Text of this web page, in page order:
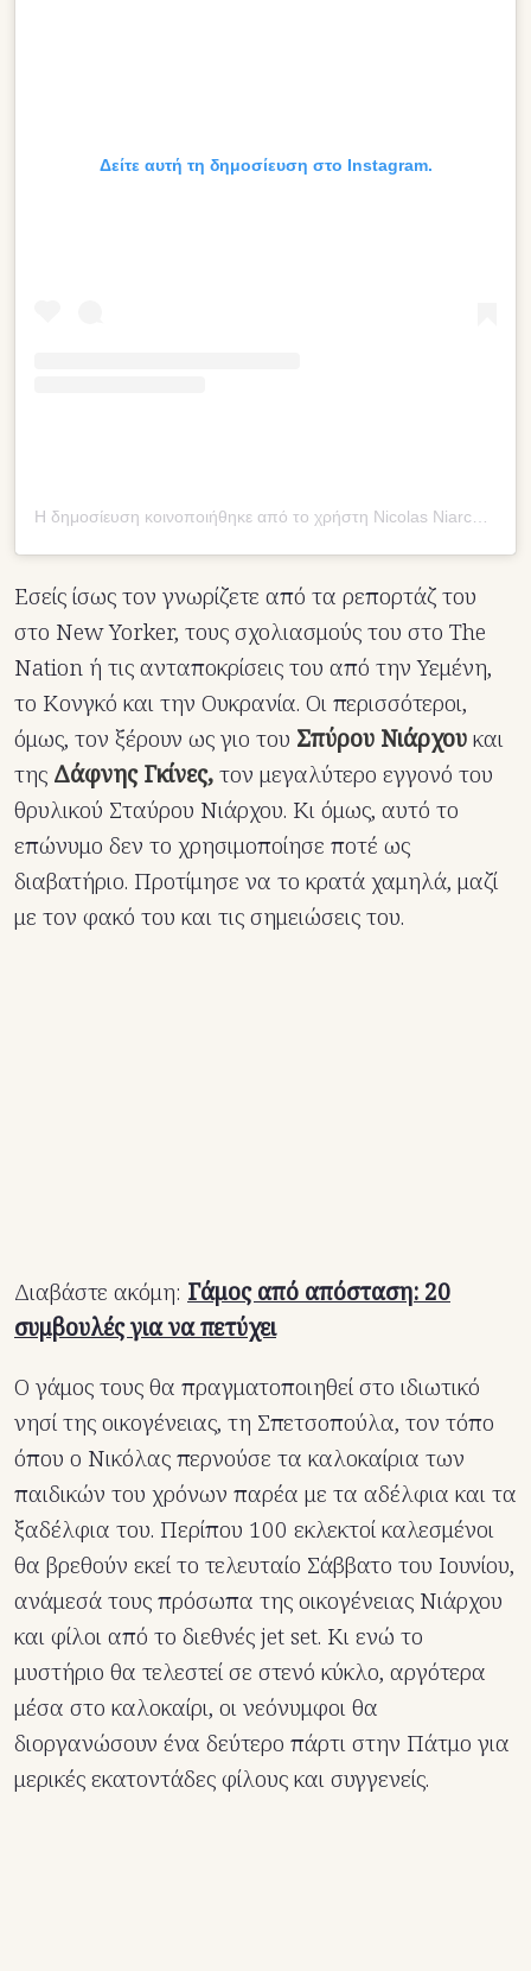
Δείτε αυτή τη δημοσίευση στο Instagram.
Η δημοσίευση κοινοποιήθηκε από το χρήστη Nicolas Niarchos (@apostcardfromthevolcano)
Εσείς ίσως τον γνωρίζετε από τα ρεπορτάζ του
στο New Yorker, τους σχολιασμούς του στο The
Nation ή τις ανταποκρίσεις του από την Υεμένη,
το Κονγκό και την Ουκρανία. Οι περισσότεροι,
όμως, τον ξέρουν ως γιο του Σπύρου Νιάρχουκαι
της Δάφνης Γκίνες,τον μεγαλύτερο εγγονό του
θρυλικού Σταύρου Νιάρχου. Κι όμως, αυτό το
επώνυμο δεν το χρησιμοποίησε ποτέ ως
διαβατήριο. Προτίμησε να το κρατά χαμηλά, μαζί
με τον φακό του και τις σημειώσεις του.
Διαβάστε ακόμη: Γάμος από απόσταση: 20
συμβουλές για να πετύχει
Ο γάμος τους θα πραγματοποιηθεί στο ιδιωτικό
νησί της οικογένειας, τη Σπετσοπούλα, τον τόπο
όπου ο Νικόλας περνούσε τα καλοκαίρια των
παιδικών του χρόνων παρέα με τα αδέλφια και τα
ξαδέλφια του. Περίπου 100 εκλεκτοί καλεσμένοι
θα βρεθούν εκεί το τελευταίο Σάββατο του Ιουνίου,
ανάμεσά τους πρόσωπα της οικογένειας Νιάρχου
και φίλοι από το διεθνές jet set. Κι ενώ το
μυστήριο θα τελεστεί σε στενό κύκλο, αργότερα
μέσα στο καλοκαίρι, οι νεόνυμφοι θα
διοργανώσουν ένα δεύτερο πάρτι στην Πάτμο για
μερικές εκατοντάδες φίλους και συγγενείς.